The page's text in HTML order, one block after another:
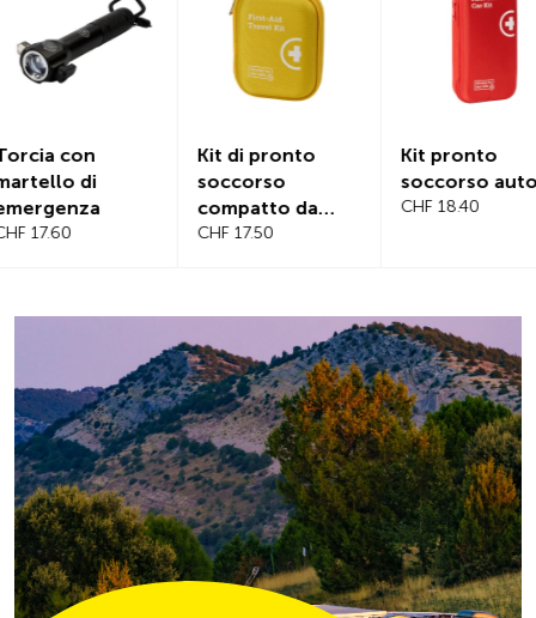
Kit di pronto
soccorso
compatto da
viaggio
CHF 17.50
Kit pronto
soccorso auto
CHF 18.40